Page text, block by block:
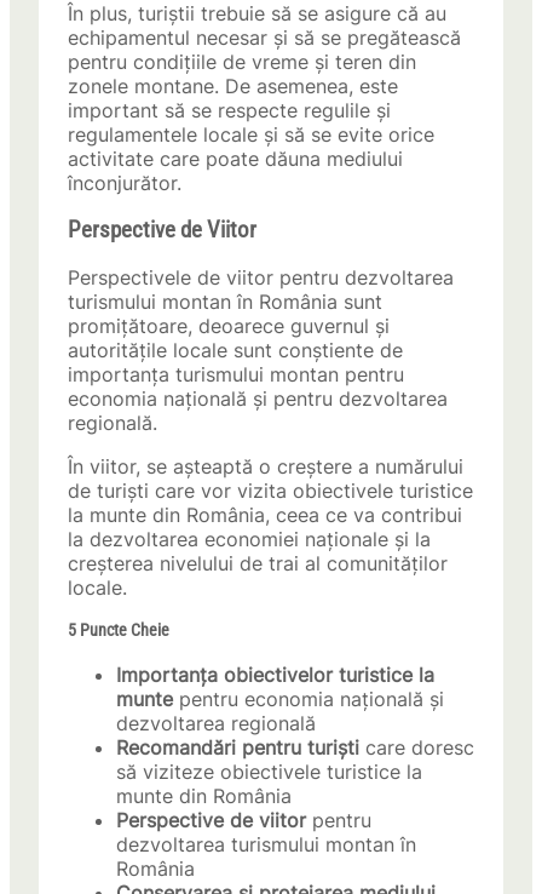
În plus, turiștii trebuie să se asigure că au
echipamentul necesar și să se pregătească
pentru condițiile de vreme și teren din
zonele montane. De asemenea, este
important să se respecte regulile și
regulamentele locale și să se evite orice
activitate care poate dăuna mediului
înconjurător.
Perspective de Viitor
Perspectivele de viitor pentru dezvoltarea
turismului montan în România sunt
promițătoare, deoarece guvernul și
autoritățile locale sunt conștiente de
importanța turismului montan pentru
economia națională și pentru dezvoltarea
regională.
În viitor, se așteaptă o creștere a numărului
de turiști care vor vizita obiectivele turistice
la munte din România, ceea ce va contribui
la dezvoltarea economiei naționale și la
creșterea nivelului de trai al comunităților
locale.
5 Puncte Cheie
Importanța obiectivelor turistice la
muntepentru economia națională și
dezvoltarea regională
Recomandări pentru turiști care doresc
să viziteze obiectivele turistice la
munte din România
Perspective de viitorpentru
dezvoltarea turismului montan în
România